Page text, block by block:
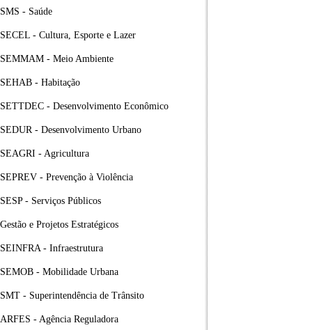
SMS - Saúde
SECEL - Cultura, Esporte e Lazer
SEMMAM - Meio Ambiente
SEHAB - Habitação
SETTDEC - Desenvolvimento Econômico
SEDUR - Desenvolvimento Urbano
SEAGRI - Agricultura
SEPREV - Prevenção à Violência
SESP - Serviços Públicos
Gestão e Projetos Estratégicos
SEINFRA - Infraestrutura
SEMOB - Mobilidade Urbana
SMT - Superintendência de Trânsito
ARFES - Agência Reguladora